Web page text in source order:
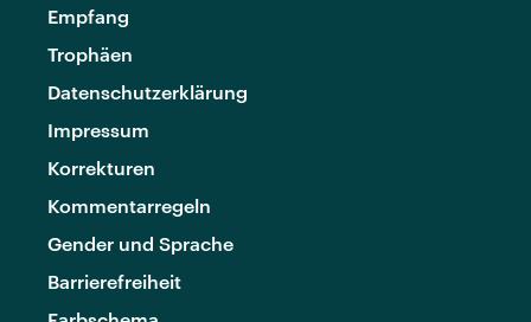
Empfang
Trophäen
Datenschutzerklärung
Impressum
Korrekturen
Kommentarregeln
Gender und Sprache
Barrierefreiheit